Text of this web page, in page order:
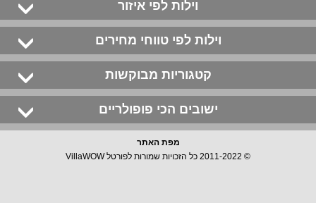
וילות לפי איזור
וילות לפי טווחי מחירים
קטגוריות מבוקשות
ישובים הכי פופולריים
מפת האתר
© 2011-2022 כל הזכויות שמורות לפורטל VillaWOW